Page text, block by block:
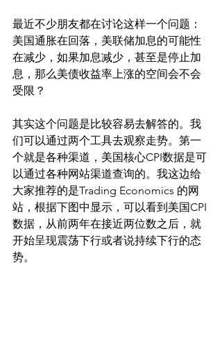
最近不少朋友都在讨论这样一个问题：
美国通胀在回落，美联储加息的可能性
在减少，如果加息减少，甚至是停止加
息，那么美债收益率上涨的空间会不会
受限？
其实这个问题是比较容易去解答的。我
们可以通过两个工具去观察走势。第一
个就是各种渠道，美国核心CPI数据是可
以通过各种网站渠道查询的。我这边给
大家推荐的是Trading Economics 的网
站，根据下图中显示，可以看到美国CPI
数据，从前两年在接近两位数之后，就
开始呈现震荡下行或者说持续下行的态
势。